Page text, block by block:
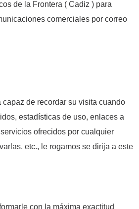
de la Frontera ( Cadiz ) para
comerciales por correo
de recordar su visita cuando
estadísticas de uso, enlaces a
ofrecidos por cualquier
etc., le rogamos se dirija a este
con la máxima exactitud